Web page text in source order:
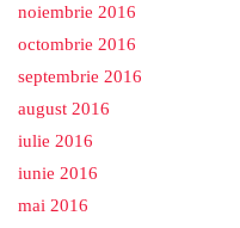
noiembrie 2016
octombrie 2016
septembrie 2016
august 2016
iulie 2016
iunie 2016
mai 2016